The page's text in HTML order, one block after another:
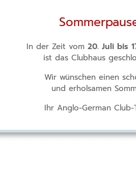
In der Zeit vom 20. Juli bis
ist das Clubhaus
Wir wünschen einen
und erholsamen
Ihr Anglo-German Club-